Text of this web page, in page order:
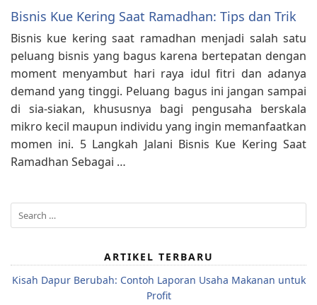
Bisnis Kue Kering Saat Ramadhan: Tips dan Trik
Bisnis kue kering saat ramadhan menjadi salah satu
peluang bisnis yang bagus karena bertepatan dengan
moment menyambut hari raya idul fitri dan adanya
demand yang tinggi. Peluang bagus ini jangan sampai
di sia-siakan, khususnya bagi pengusaha berskala
mikro kecil maupun individu yang ingin memanfaatkan
momen ini. 5 Langkah Jalani Bisnis Kue Kering Saat
Ramadhan Sebagai …
Search
for:
ARTIKEL TERBARU
Kisah Dapur Berubah: Contoh Laporan Usaha Makanan untuk
Profit